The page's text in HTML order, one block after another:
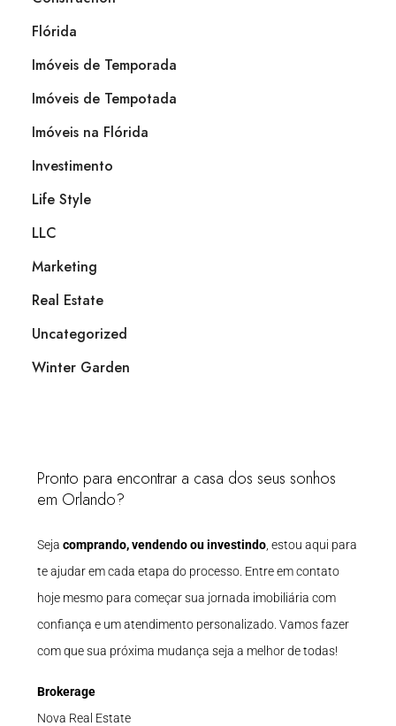
Flórida
Imóveis de Temporada
Imóveis de Tempotada
Imóveis na Flórida
Investimento
Life Style
LLC
Marketing
Real Estate
Uncategorized
Winter Garden
Pronto para encontrar a casa dos seus sonhos
em Orlando?
Seja comprando, vendendo ou investindo , estou aqui para
te ajudar em cada etapa do processo. Entre em contato
hoje mesmo para começar sua jornada imobiliária com
confiança e um atendimento personalizado. Vamos fazer
com que sua próxima mudança seja a melhor de todas!
Brokerage
Nova Real Estate